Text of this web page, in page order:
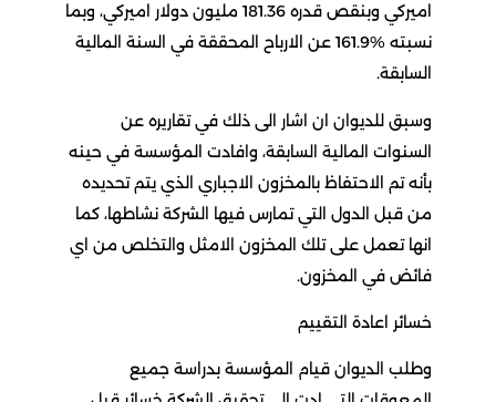
اميركي وبنقص قدره 181.36 مليون دولار اميركي، وبما
نسبته %161.9 عن الارباح المحققة في السنة المالية
السابقة.
وسبق للديوان ان اشار الى ذلك في تقاريره عن
السنوات المالية السابقة، وافادت المؤسسة في حينه
بأنه تم الاحتفاظ بالمخزون الاجباري الذي يتم تحديده
من قبل الدول التي تمارس فيها الشركة نشاطها، كما
انها تعمل على تلك المخزون الامثل والتخلص من اي
فائض في المخزون.
خسائر اعادة التقييم
وطلب الديوان قيام المؤسسة بدراسة جميع